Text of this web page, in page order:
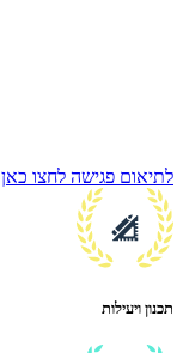
לתיאום פגישה לחצו כאן
תכנון ויעילות